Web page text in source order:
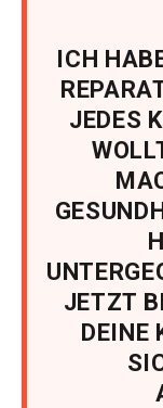
ICH
JEDES
JETZT
DEINE